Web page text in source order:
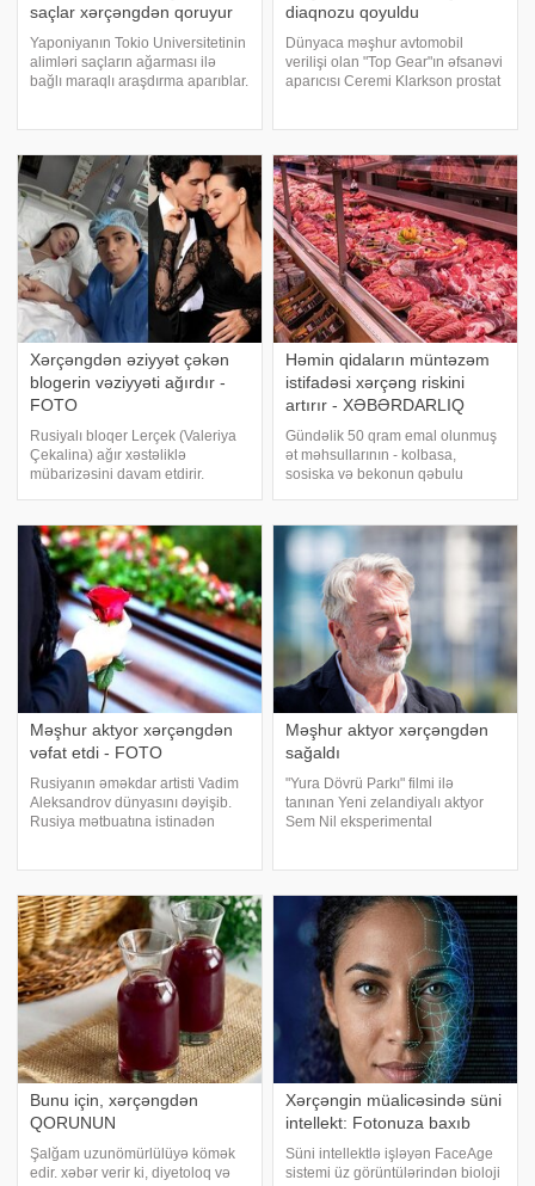
saçlar xərçəngdən qoruyur
Yaponiyanın Tokio Universitetinin
alimləri saçların ağarması ilə
bağlı maraqlı araşdırma aparıblar.
həm də orqanizmin təhlükəl
diaqnozu qoyuldu
Dünyaca məşhur avtomobil
verilişi olan "Top Gear"ın əfsanəvi
aparıcısı Ceremi Klarkson prostat
britaniyalı televiziya ulduzu b
Xərçəngdən əziyyət çəkən
blogerin vəziyyəti ağırdır -
FOTO
Rusiyalı bloqer Lerçek (Valeriya
Çekalina) ağır xəstəliklə
mübarizəsini davam etdirir.
dördüncü mərhələ xərçəng
diaqnozu qoyulan fenomenin
səhhəti yenidən pisləşi
Həmin qidaların müntəzəm
istifadəsi xərçəng riskini
artırır - XƏBƏRDARLIQ
Gündəlik 50 qram emal olunmuş
ət məhsullarının - kolbasa,
sosiska və bekonun qəbulu
ki, bu barədə terapevt və
qastroenteroloq Olqa Suxareva
sosial şəbəkələrd
Məşhur aktyor xərçəngdən
vəfat etdi - FOTO
Rusiyanın əməkdar artisti Vadim
Aleksandrov dünyasını dəyişib.
Rusiya mətbuatına istinadən
aktyor 2016-cı ildən bəri
xərçəngdə
Məşhur aktyor xərçəngdən
sağaldı
"Yura Dövrü Parkı" filmi ilə
tanınan Yeni zelandiyalı aktyor
Sem Nil eksperimental
"7News" telekanalın
Bunu için, xərçəngdən
QORUNUN
Şalğam uzunömürlülüyə kömək
edir. xəbər verir ki, diyetoloq və
Xərçəngin müalicəsində süni
intellekt: Fotonuza baxıb
Süni intellektlə işləyən FaceAge
sistemi üz görüntülərindən bioloji